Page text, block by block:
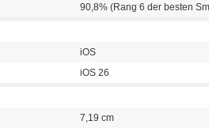
90,8% (Rang 6 der besten
iOS
iOS 26
7,19 cm